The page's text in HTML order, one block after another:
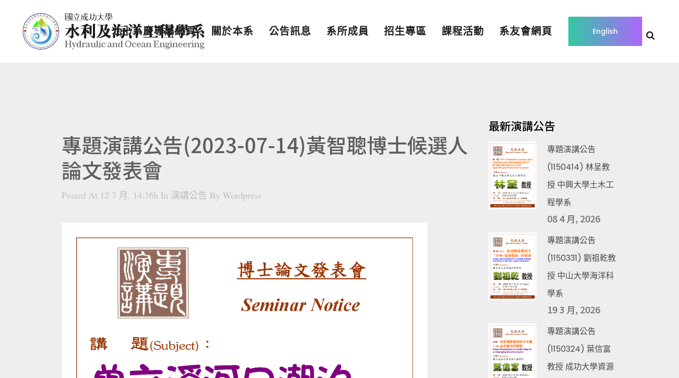
English
七十系慶專屬網頁 關於本系 公告訊息 系所成員 招生專區 課程活動 系友會網頁
專題演講公告(2023-07-14)黃智聰博士候選人
論文發表會
Posted At 12 7 月, 14:36h In 演講公告 By Wordpress
最新演講公告
專題演講公告
(1150414) 林呈教
授 中興大學土木工
程學系
08 4 月, 2026
專題演講公告
(1150331) 劉祖乾教
授 中山大學海洋科
學系
19 3 月, 2026
專題演講公告
(1150324) 葉信富
教授 成功大學資源